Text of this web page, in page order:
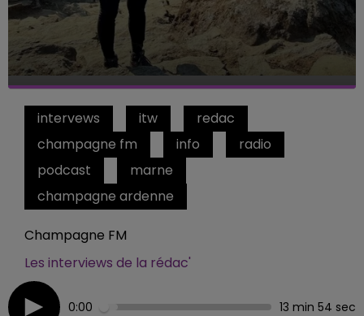
intervews itw
redac
champagne fm
info
radio
podcast
marne
champagne ardenne
Champagne FM
Les interviews de la rédac'
0:00 13 min 54 sec